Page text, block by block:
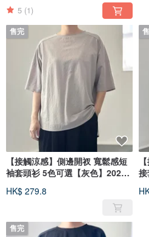
5 (1)
售完
【接觸涼感】側邊開衩 寬鬆感短
袖套頭衫 5色可選【灰色】2025
HK$ 279.8
售完